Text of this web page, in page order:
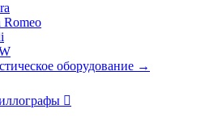
Romeo
оборудование →
